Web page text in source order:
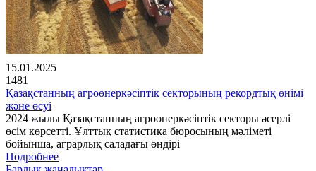
15.01.2025
1481
Қазақстанның агроөнеркәсіптік секторының рекордтық өнімі
және өсуі
2024 жылы Қазақстанның агроөнеркәсіптік секторы әсерлі
өсім көрсетті. Ұлттық статистика бюросының мәліметі
бойынша, аграрлық саладағы өндірі
Подробнее